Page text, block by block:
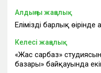
Алдыңғы жаңалық
Еліміздің барлық
Келесі жаңалық
«Жас сарбаз»
базары» байқауында